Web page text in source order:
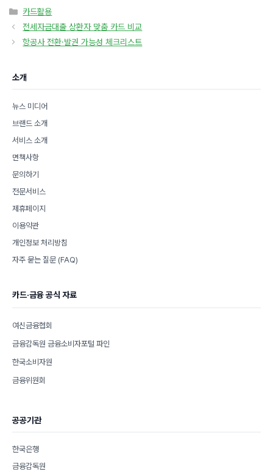
카
테
리
카드활용
전세자금대출 상환자 맞춤 카드 비교
항공사 전환·발권 가능성 체크리스트
소개
뉴스 미디어
브랜드 소개
서비스 소개
면책사항
문의하기
전문서비스
제휴페이지
이용약관
개인정보 처리방침
자주 묻는 질문 (FAQ)
카드·금융 공식 자료
여신금융협회
금융감독원 금융소비자포털 파인
한국소비자원
금융위원회
공공기관
한국은행
금융감독원